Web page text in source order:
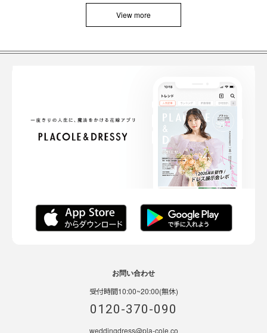
View more
お問い合わせ
受付時間10:00~20:00(無休)
0120-370-090
weddingdress@pla-cole.co